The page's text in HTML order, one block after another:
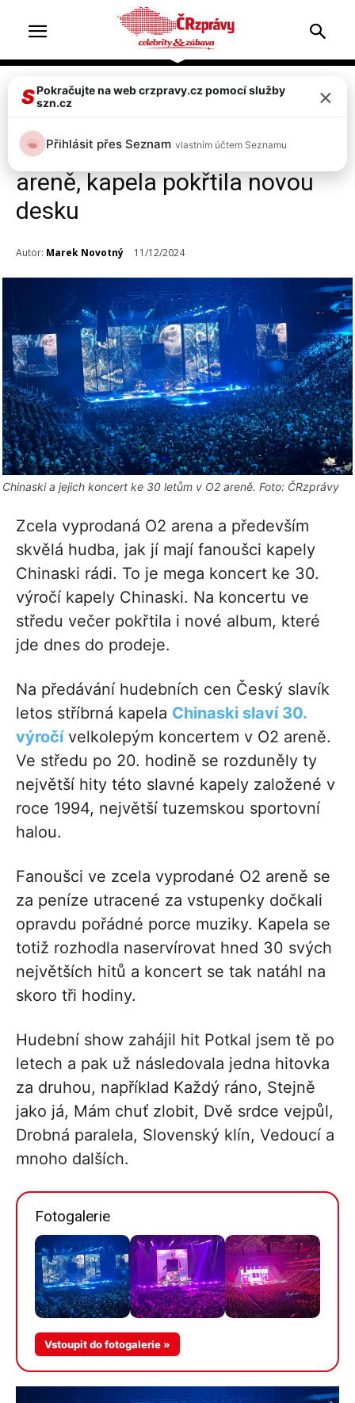
Celebrity Top 2
FOTO, VIDEO: Tříhodinový
megakoncert Chinaski v O2
areně, kapela pokřtila novou
desku
Autor: Marek Novotný 11/12/2024
Chinaski a jejich koncert ke 30 letům v O2 areně. Foto: ČRzprávy
Zcela vyprodaná O2 arena a především
skvělá hudba, jak jí mají fanoušci kapely
Chinaski rádi. To je mega koncert ke 30.
výročí kapely Chinaski. Na koncertu ve
středu večer pokřtila i nové album, které
jde dnes do prodeje.
Na předávání hudebních cen Český slavík
letos stříbrná kapela Chinaski slaví 30.
výročívelkolepým koncertem v O2 areně.
Ve středu po 20. hodině se rozduněly ty
největší hity této slavné kapely založené v
roce 1994, největší tuzemskou sportovní
halou.
Fanoušci ve zcela vyprodané O2 areně se
za peníze utracené za vstupenky dočkali
opravdu pořádné porce muziky. Kapela se
totiž rozhodla naservírovat hned 30 svých
největších hitů a koncert se tak natáhl na
skoro tři hodiny.
Hudební show zahájil hit Potkal jsem tě po
letech a pak už následovala jedna hitovka
za druhou, například Každý ráno, Stejně
jako já, Mám chuť zlobit, Dvě srdce vejpůl,
Drobná paralela, Slovenský klín, Vedoucí a
mnoho dalších.
Fotogalerie
Vstoupit do fotogalerie »
SPokračujte na web crzpravy.cz pomocí služby
szn.cz
×
Přihlásit přes Seznam vlastním účtem Seznamu